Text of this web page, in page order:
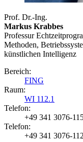
Prof. Dr.-Ing.
Markus Krabbes
Professur
Methoden,
künstlichen Intelligenz
Bereich:
FING
Raum:
WI 112.1
Telefon:
+49 341 3076-
Telefon:
+49 341 3076-